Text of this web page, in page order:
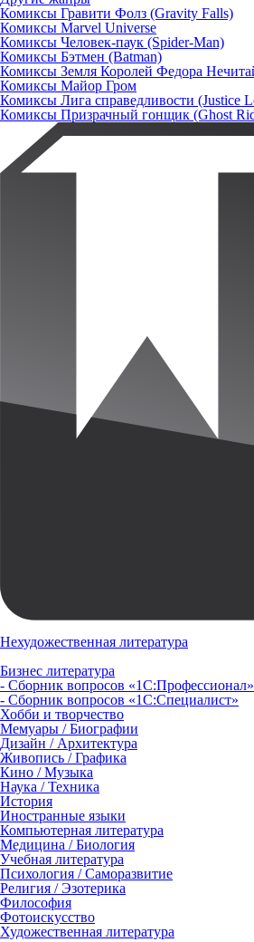
Комиксы Гравити Фолз (Gravity Falls)
Комиксы Marvel Universe
Комиксы Человек-паук (Spider-Man)
Комиксы Бэтмен (Batman)
Комиксы Земля Королей Федора
Комиксы Майор Гром
Комиксы Лига справедливости (Justice
Комиксы Призрачный гонщик (Ghost
Нехудожественная литература
Бизнес литература
- Сборник вопросов «1С:Профессионал»
- Сборник вопросов «1С:Специалист»
Хобби и творчество
Мемуары / Биографии
Дизайн / Архитектура
Живопись / Графика
Кино / Музыка
Наука / Техника
История
Иностранные языки
Компьютерная литература
Медицина / Биология
Учебная литература
Психология / Саморазвитие
Религия / Эзотерика
Философия
Фотоискусство
Художественная литература